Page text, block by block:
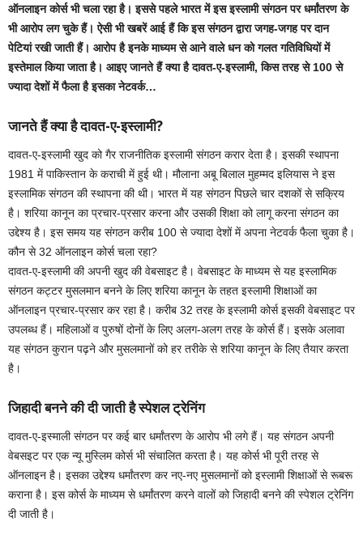
ऑनलाइन कोर्स भी चला रहा है। इससे पहले भारत में इस इस्लामी संगठन पर धर्मांतरण के
भी आरोप लग चुके हैं। ऐसी भी खबरें आई हैं कि इस संगठन द्वारा जगह-जगह पर दान
पेटियां रखी जाती हैं। आरोप है इनके माध्यम से आने वाले धन को गलत गतिविधियों में
इस्तेमाल किया जाता है। आइए जानते हैं क्या है दावत-ए-इस्लामी, किस तरह से 100 से
ज्यादा देशों में फैला है इसका नेटवर्क…
जानते हैं क्या है दावत-ए-इस्लामी?
दावत-ए-इस्लामी खुद को गैर राजनीतिक इस्लामी संगठन करार देता है। इसकी स्थापना
1981 में पाकिस्तान के कराची में हुई थी। मौलाना अबू बिलाल मुहम्मद इलियास ने इस
इस्लामिक संगठन की स्थापना की थी। भारत में यह संगठन पिछले चार दशकों से सक्रिय
है। शरिया कानून का प्रचार-प्रसार करना और उसकी शिक्षा को लागू करना संगठन का
उद्देश्य है। इस समय यह संगठन करीब 100 से ज्यादा देशों में अपना नेटवर्क फैला चुका है।
कौन से 32 ऑनलाइन कोर्स चला रहा?
दावत-ए-इस्लामी की अपनी खुद की वेबसाइट है। वेबसाइट के माध्यम से यह इस्लामिक
संगठन कट्टर मुसलमान बनने के लिए शरिया कानून के तहत इस्लामी शिक्षाओं का
ऑनलाइन प्रचार-प्रसार कर रहा है। करीब 32 तरह के इस्लामी कोर्स इसकी वेबसाइट पर
उपलब्ध हैं। महिलाओं व पुरुषों दोनों के लिए अलग-अलग तरह के कोर्स हैं। इसके अलावा
यह संगठन कुरान पढ़ने और मुसलमानों को हर तरीके से शरिया कानून के लिए तैयार करता
है।
जिहादी बनने की दी जाती है स्पेशल ट्रेनिंग
दावत-ए-इस्माली संगठन पर कई बार धर्मांतरण के आरोप भी लगे हैं। यह संगठन अपनी
वेबसइट पर एक न्यू मुस्लिम कोर्स भी संचालित करता है। यह कोर्स भी पूरी तरह से
ऑनलाइन है। इसका उद्देश्य धर्मांतरण कर नए-नए मुसलमानों को इस्लामी शिक्षाओं से रूबरू
कराना है। इस कोर्स के माध्यम से धर्मांतरण करने वालों को जिहादी बनने की स्पेशल ट्रेनिंग
दी जाती है।